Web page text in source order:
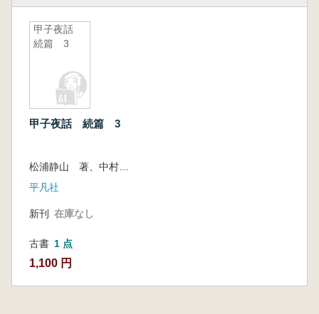
甲子夜話
続篇 3
甲子夜話 続篇 3
松浦静山 著、中村幸彦・中野三敏 校訂
平凡社
新刊 在庫なし
古書 1 点
1,100 円